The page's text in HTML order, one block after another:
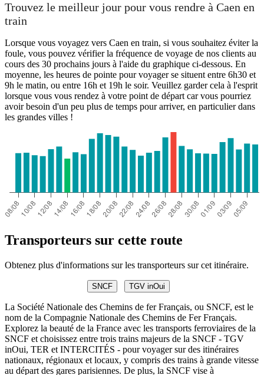
Trouvez le meilleur jour pour vous rendre à Caen en
train
Lorsque vous voyagez vers Caen en train, si vous souhaitez éviter la
foule, vous pouvez vérifier la fréquence de voyage de nos clients au
cours des 30 prochains jours à l'aide du graphique ci-dessous. En
moyenne, les heures de pointe pour voyager se situent entre 6h30 et
9h le matin, ou entre 16h et 19h le soir. Veuillez garder cela à l'esprit
lorsque vous vous rendez à votre point de départ car vous pourriez
avoir besoin d'un peu plus de temps pour arriver, en particulier dans
les grandes villes !
Transporteurs sur cette route
Obtenez plus d'informations sur les transporteurs sur cet itinéraire.
SNCF TGV inOui
La Société Nationale des Chemins de fer Français, ou SNCF, est le
nom de la Compagnie Nationale des Chemins de Fer Français.
Explorez la beauté de la France avec les transports ferroviaires de la
SNCF et choisissez entre trois trains majeurs de la SNCF - TGV
inOui, TER et INTERCITÉS - pour voyager sur des itinéraires
nationaux, régionaux et locaux, y compris des trains à grande vitesse
au départ des gares parisiennes. De plus, la SNCF vise à